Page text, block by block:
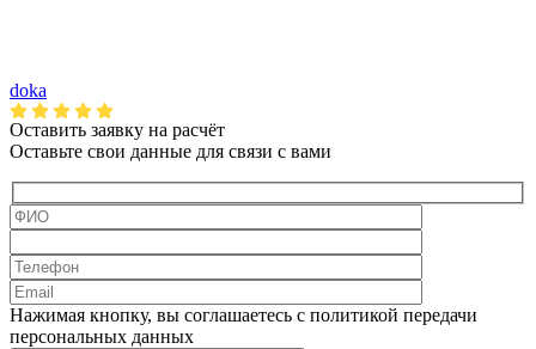
doka
Оставить заявку на расчёт
Оставьте свои данные для связи с вами
Нажимая кнопку, вы соглашаетесь с политикой передачи
персональных данных